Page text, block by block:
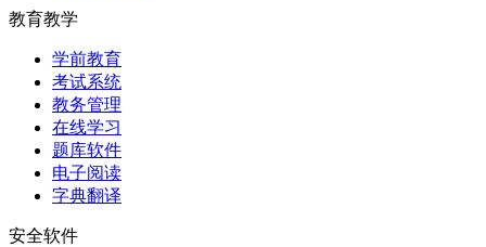
教育教学
学前教育
考试系统
教务管理
在线学习
题库软件
电子阅读
字典翻译
安全软件